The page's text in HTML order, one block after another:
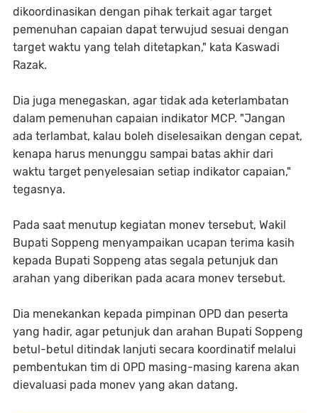
dikoordinasikan dengan pihak terkait agar target
pemenuhan capaian dapat terwujud sesuai dengan
target waktu yang telah ditetapkan," kata Kaswadi
Razak.
Dia juga menegaskan, agar tidak ada keterlambatan
dalam pemenuhan capaian indikator MCP. "Jangan
ada terlambat, kalau boleh diselesaikan dengan cepat,
kenapa harus menunggu sampai batas akhir dari
waktu target penyelesaian setiap indikator capaian,"
tegasnya.
Pada saat menutup kegiatan monev tersebut, Wakil
Bupati Soppeng menyampaikan ucapan terima kasih
kepada Bupati Soppeng atas segala petunjuk dan
arahan yang diberikan pada acara monev tersebut.
Dia menekankan kepada pimpinan OPD dan peserta
yang hadir, agar petunjuk dan arahan Bupati Soppeng
betul-betul ditindak lanjuti secara koordinatif melalui
pembentukan tim di OPD masing-masing karena akan
dievaluasi pada monev yang akan datang.